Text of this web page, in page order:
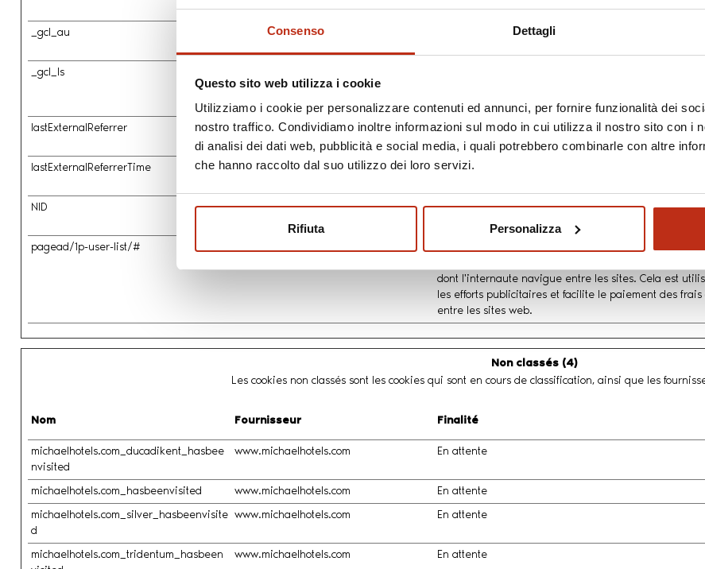
Consenso Dettagli
Questo sito web utilizza i cookie
Utilizziamo i cookie per personalizzare contenuti ed annunci, per fornire funzionalità dei
nostro traffico. Condividiamo inoltre informazioni sul modo in cui utilizza il nostro sito con i
di analisi dei dati web, pubblicità e social media, i quali potrebbero combinarle con altre
che hanno raccolto dal suo utilizzo dei loro servizi.
Rifiuta Personalizza
tels que les offres en temps réel d'annonceurs tiers.
_gcl_au Google
Utilisé par Google AdSense pour expérimenter
_gcl_ls
publicité sur le site web.
lastExternalReferrer Meta Platforms, Inc.
Détecte comment l'utilisateur a atteint le site web en
dernière adresse URL.
lastExternalReferrerTime
Meta Platforms, Inc.
Détecte comment l'utilisateur a atteint le site web en
NID
Google
Enregistre un identifiant qui identifie l'appareil de
récurrent. Cet identifiant est utilisé pour des annonces
pagead/1p-user-list/#
Repère si l'internaute a montré de l'intérêt pour des
dont l'internaute navigue entre les sites. Cela est
les efforts publicitaires et facilite le paiement des
entre les sites web.
Non classés (4)
Les cookies non classés sont les cookies qui sont en cours de classification, ainsi que les
Nom Fournisseur Finalité
michaelhotels.com_ducadikent_hasbee
nvisited
www.michaelhotels.com En attente
michaelhotels.com_hasbeenvisited www.michaelhotels.com En attente
michaelhotels.com_silver_hasbeenvisite
d
www.michaelhotels.com En attente
michaelhotels.com_tridentum_hasbeen
www.michaelhotels.com En attente